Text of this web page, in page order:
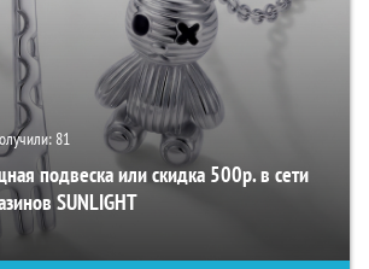
81
подвеска или скидка 500р. в сети
SUNLIGHT